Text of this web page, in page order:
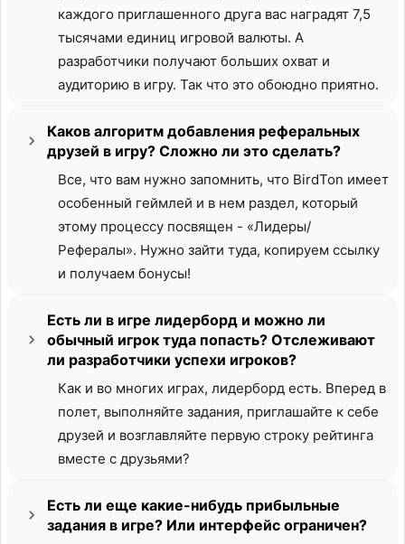
каждого приглашенного друга вас наградят 7,5
тысячами единиц игровой валюты. А
разработчики получают больших охват и
аудиторию в игру. Так что это обоюдно приятно.
Каков алгоритм добавления реферальных
друзей в игру? Сложно ли это сделать?
Все, что вам нужно запомнить, что BirdTon имеет
особенный геймлей и в нем раздел, который
этому процессу посвящен - «Лидеры/
Рефералы». Нужно зайти туда, копируем ссылку
и получаем бонусы!
Есть ли в игре лидерборд и можно ли
обычный игрок туда попасть? Отслеживают
ли разработчики успехи игроков?
Как и во многих играх, лидерборд есть. Вперед в
полет, выполняйте задания, приглашайте к себе
друзей и возглавляйте первую строку рейтинга
вместе с друзьями?
Есть ли еще какие-нибудь прибыльные
задания в игре? Или интерфейс ограничен?